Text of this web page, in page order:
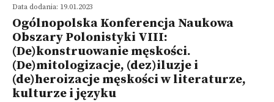
Data dodania: 19.01.2023
Ogólnopolska Konferencja Naukowa
Obszary Polonistyki VIII:
(De)konstruowanie męskości.
(De)mitologizacje, (dez)iluzje i
(de)heroizacje męskości w literaturze,
kulturze i języku